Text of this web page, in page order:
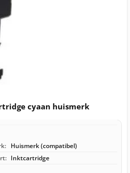
cyaan huismerk
Huismerk (compatibel)
Inktcartridge